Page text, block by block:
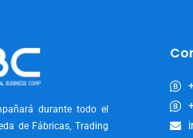
durante todo el
de Fábricas, Trading